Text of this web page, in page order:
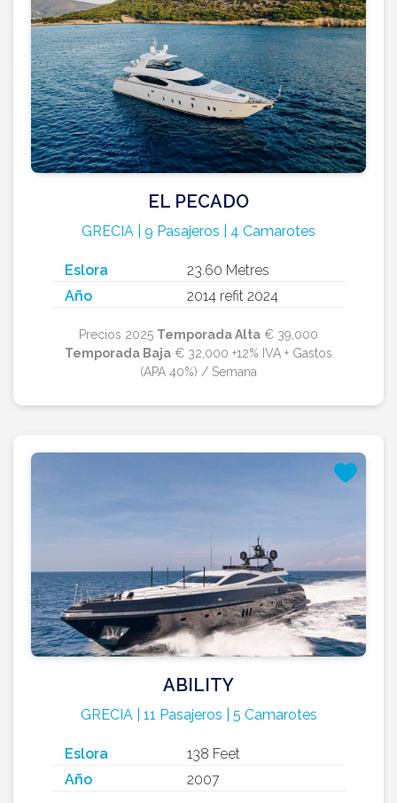
EL PECADO
GRECIA | 9 Pasajeros | 4 Camarotes
Eslora
23.60 Metres
Año
2014 refit 2024
Precios 2025 Temporada Alta€ 39,000
Temporada Baja€ 32,000 +12% IVA + Gastos
(APA 40%) / Semana
ABILITY
GRECIA | 11 Pasajeros | 5 Camarotes
Eslora
138 Feet
Año
2007